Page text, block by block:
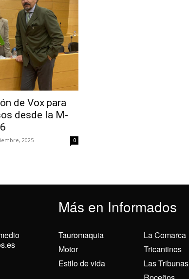
de Vox para
desde la M-
2025 0
Más en Informados
Tauromaquia
Motor
Estilo de vida
La Comarca
Tricantinos
Las Tribunas